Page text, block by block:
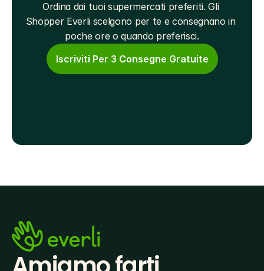
Ordina dai tuoi supermercati preferiti. Gli
Shopper Everli scelgono per te e consegnano in
poche ore o quando preferisci.
Iscriviti Per 3 Consegne Gratuite